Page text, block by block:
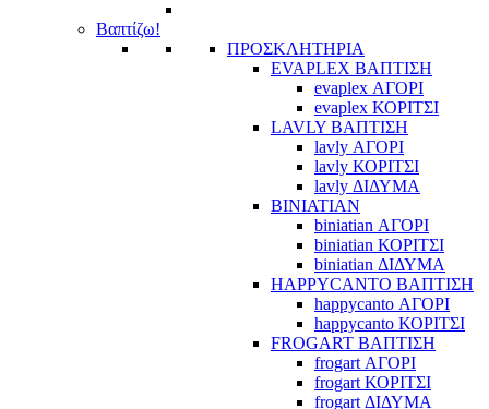
Βαπτίζω!
ΠΡΟΣΚΛΗΤΗΡΙΑ
EVAPLEX ΒΑΠΤΙΣΗ
evaplex ΑΓΟΡΙ
evaplex ΚΟΡΙΤΣΙ
LAVLY ΒΑΠΤΙΣΗ
lavly ΑΓΟΡΙ
lavly ΚΟΡΙΤΣΙ
lavly ΔΙΔΥΜΑ
BINIATIAN
biniatian ΑΓΟΡΙ
biniatian ΚΟΡΙΤΣΙ
biniatian ΔΙΔΥΜΑ
HAPPYCANTO ΒΑΠΤΙΣΗ
happycanto ΑΓΟΡΙ
happycanto ΚΟΡΙΤΣΙ
FROGART ΒΑΠΤΙΣΗ
frogart ΑΓΟΡΙ
frogart ΚΟΡΙΤΣΙ
frogart ΔΙΔΥΜΑ